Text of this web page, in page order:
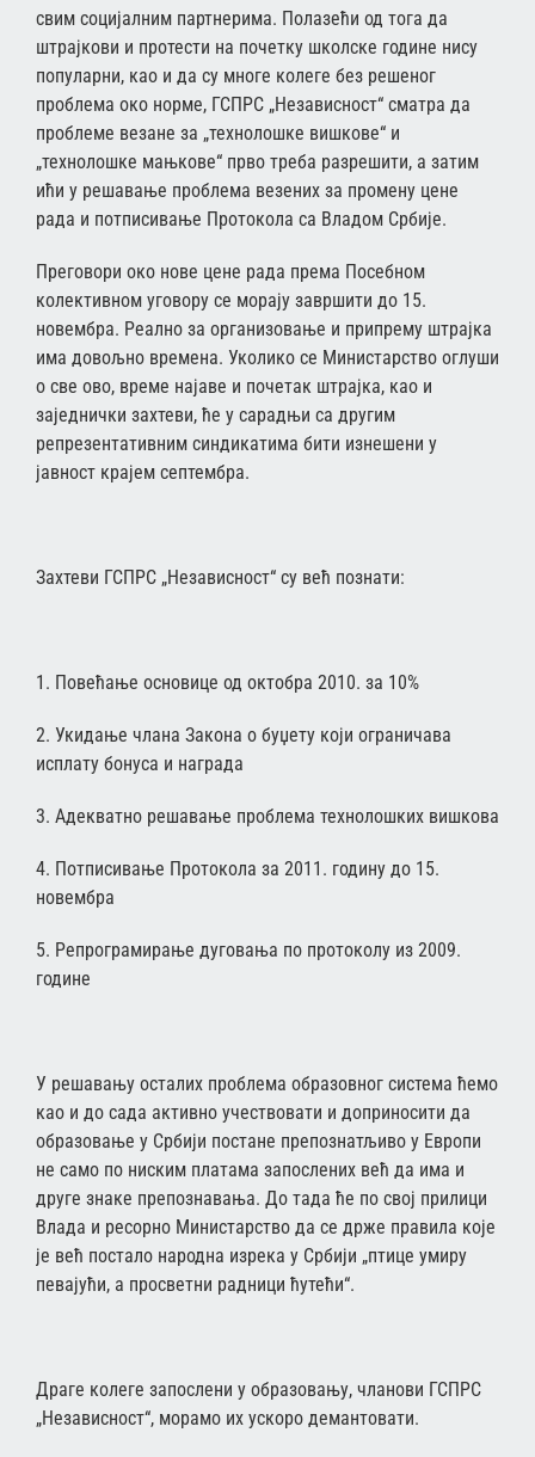
свим социјалним партнерима. Полазећи од тога да
штрајкови и протести на почетку школске године нису
популарни, као и да су многе колеге без решеног
проблема око норме, ГСПРС „Независност“ сматра да
проблеме везане за „технолошке вишкове“ и
„технолошке мањкове“ прво треба разрешити, а затим
ићи у решавање проблема везених за промену цене
рада и потписивање Протокола са Владом Србије.
Преговори око нове цене рада према Посебном
колективном уговору се морају завршити до 15.
новембра. Реално за организовање и припрему штрајка
има довољно времена. Уколико се Министарство оглуши
о све ово, време најаве и почетак штрајка, као и
заједнички захтеви, ће у сарадњи са другим
репрезентативним синдикатима бити изнешени у
јавност крајем септембра.
Захтеви ГСПРС „Независност“ су већ познати:
1. Повећање основице од октобра 2010. за 10%
2. Укидање члана Закона о буџету који ограничава
исплату бонуса и награда
3. Адекватно решавање проблема технолошких вишкова
4. Потписивање Протокола за 2011. годину до 15.
новембра
5. Репрограмирање дуговања по протоколу из 2009.
године
У решавању осталих проблема образовног система ћемо
као и до сада активно учествовати и доприносити да
образовање у Србији постане препознатљиво у Европи
не само по ниским платама запослених већ да има и
друге знаке препознавања. До тада ће по свој прилици
Влада и ресорно Министарство да се држе правила које
је већ постало народна изрека у Србији „птице умиру
певајући, а просветни радници ћутећи“.
Драге колеге запослени у образовању, чланови ГСПРС
„Независност“, морамо их ускоро демантовати.